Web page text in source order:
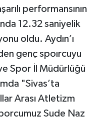
performansının
12.32 saniyelik
oldu. Aydın’ı
genç spoırcuyu
Spor İl Müdürlüğü
"Sivas’ta
Arası Atletizm
Sude Naz